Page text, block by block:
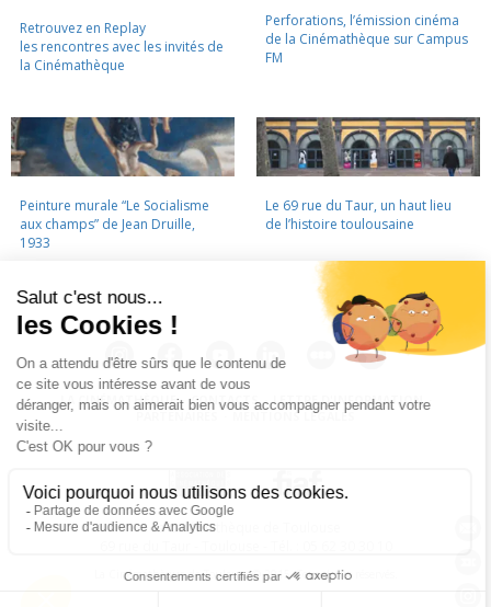
Retrouvez en Replay
les rencontres avec les invités de
la Cinémathèque
Perforations, l’émission cinéma
de la Cinémathèque sur Campus
FM
Peinture murale “Le Socialisme
aux champs” de Jean Druille,
1933
Le 69 rue du Taur, un haut lieu
de l’histoire toulousaine
LA CINÉMATHÈQUE · CONTACTS · LETTRE D'INFORMATION ·
PARTENAIRES
MENTIONS LÉGALES
La Cinémathèque de Toulouse
La Cinémathèque de Toulouse © 2015. Tous droits réservés.